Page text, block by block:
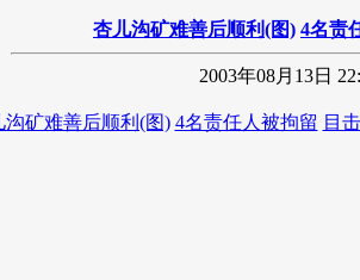
杏儿沟矿难善后顺利(图) 4名责
2003年08月13日
沟矿难善后顺利(图) 4名责任人被拘留 目击